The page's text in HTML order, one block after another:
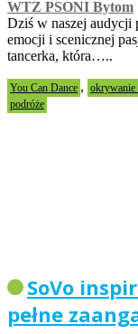
WTZ PSONI Bytom
Dziś w naszej audycji
emocji i scenicznej
tancerka, która…..
You Can Dance , okrywanie
podróże
SoVo
pełne